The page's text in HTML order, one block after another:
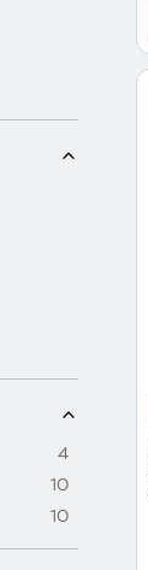
4
10
10